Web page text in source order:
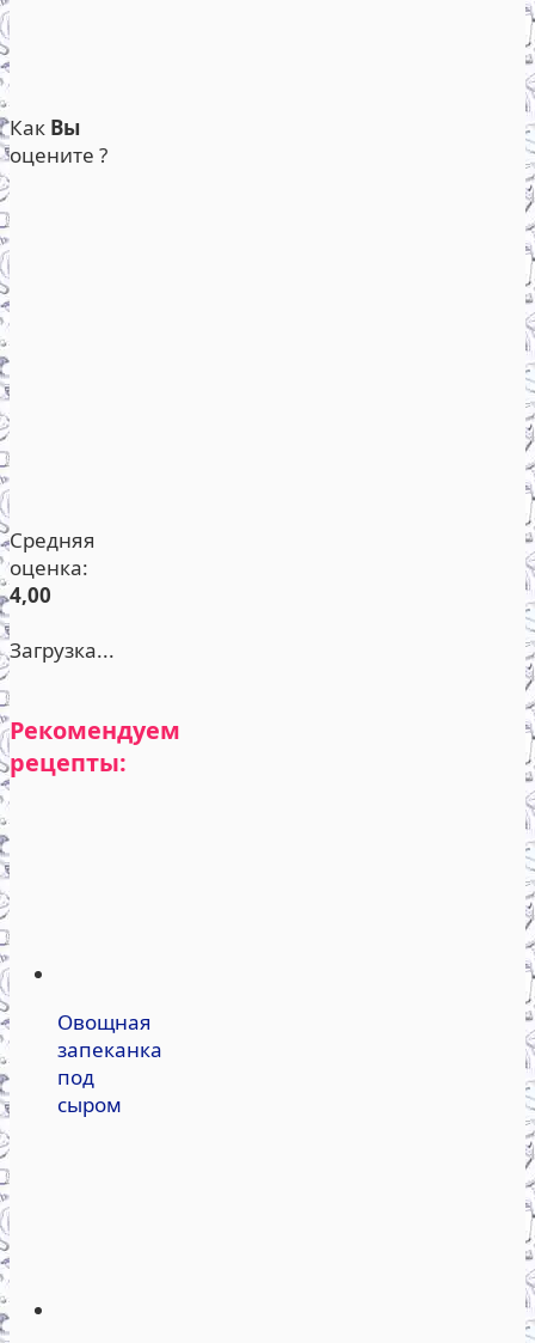
Как Вы
оцените ?
Средняя
оценка:
4,00
Загрузка...
Рекомендуем
рецепты:
Овощная
запеканка
под
сыром